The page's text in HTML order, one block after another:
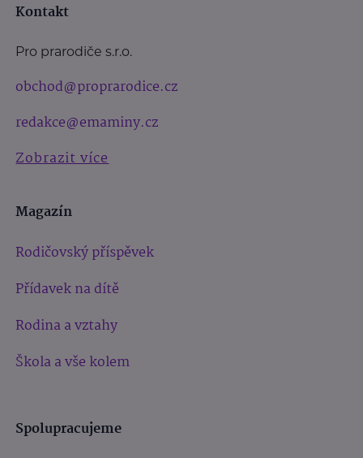
Kontakt
Pro prarodiče s.r.o.
obchod@proprarodice.cz
redakce@emaminy.cz
Zobrazit více
Magazín
Rodičovský příspěvek
Přídavek na dítě
Rodina a vztahy
Škola a vše kolem
Spolupracujeme